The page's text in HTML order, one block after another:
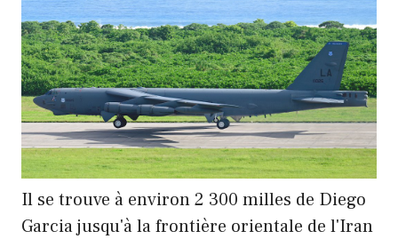
Il se trouve à environ 2 300 milles de Diego
Garcia jusqu'à la frontière orientale de l'Iran